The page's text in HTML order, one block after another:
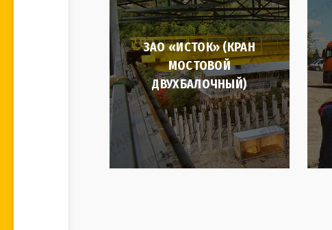
ЗАО «ИСТОК» (КРАН
МОСТОВОЙ
ДВУХБАЛОЧНЫЙ)